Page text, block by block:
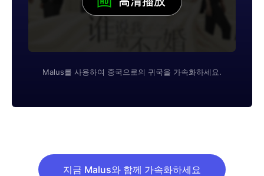
Malus를 사용하여 중국으로의 귀국을 가속화하세요.
지금 Malus와 함께 가속화하세요